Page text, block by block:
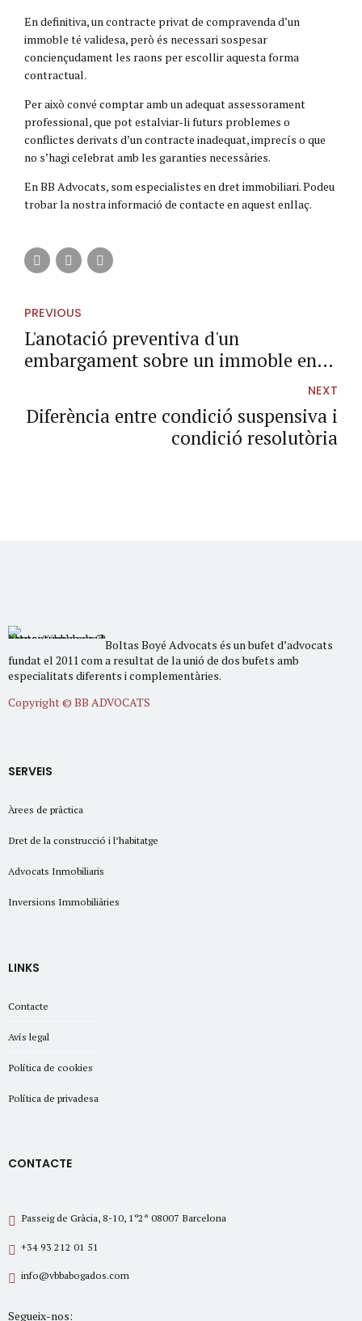
En definitiva, un contracte privat de compravenda d’un
immoble té validesa, però és necessari sospesar
conciençudament les raons per escollir aquesta forma
contractual.
Per això convé comptar amb un adequat assessorament
professional, que pot estalviar-li futurs problemes o
conflictes derivats d’un contracte inadequat, imprecís o que
no s’hagi celebrat amb les garanties necessàries.
En BB Advocats, som especialistes en dret immobiliari. Podeu
trobar la nostra informació de contacte en aquest enllaç.
PREVIOUS
L'anotació preventiva d'un
embargament sobre un immoble en el
NEXT
Diferència entre condició suspensiva i
condició resolutòria
Boltas Boyé Advocats és un bufet d’advocats
fundat el 2011 com a resultat de la unió de dos bufets amb
especialitats diferents i complementàries.
Copyright © BB ADVOCATS
SERVEIS
Àrees de pràctica
Dret de la construcció i l’habitatge
Advocats Inmobiliaris
Inversions Immobiliàries
LINKS
Contacte
Avís legal
Política de cookies
Política de privadesa
CONTACTE
Passeig de Gràcia, 8-10, 1º2ª 08007 Barcelona
+34 93 212 01 51
info@vbbabogados.com
Segueix-nos: